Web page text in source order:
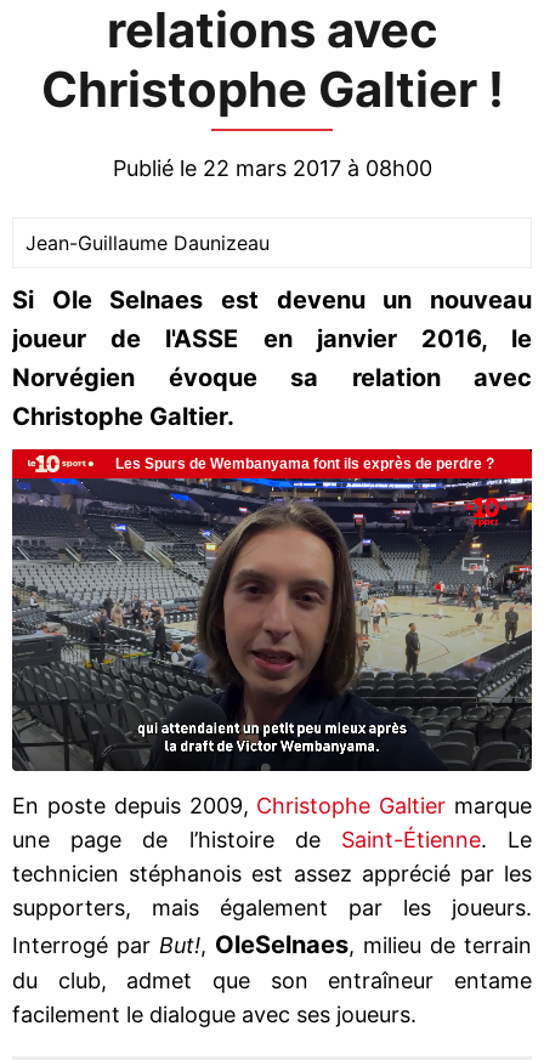
relations avec
Christophe Galtier !
Publié le 22 mars 2017 à 08h00
Jean-Guillaume Daunizeau
Si Ole Selnaes est devenu un nouveau
joueur de l'ASSE en janvier 2016, le
Norvégien évoque sa relation avec
Christophe Galtier.
En poste depuis 2009, Christophe Galtier marque
une page de l’histoire de Saint-Étienne. Le
technicien stéphanois est assez apprécié par les
supporters, mais également par les joueurs.
Interrogé par But!, OleSelnaes, milieu de terrain
du club, admet que son entraîneur entame
facilement le dialogue avec ses joueurs.